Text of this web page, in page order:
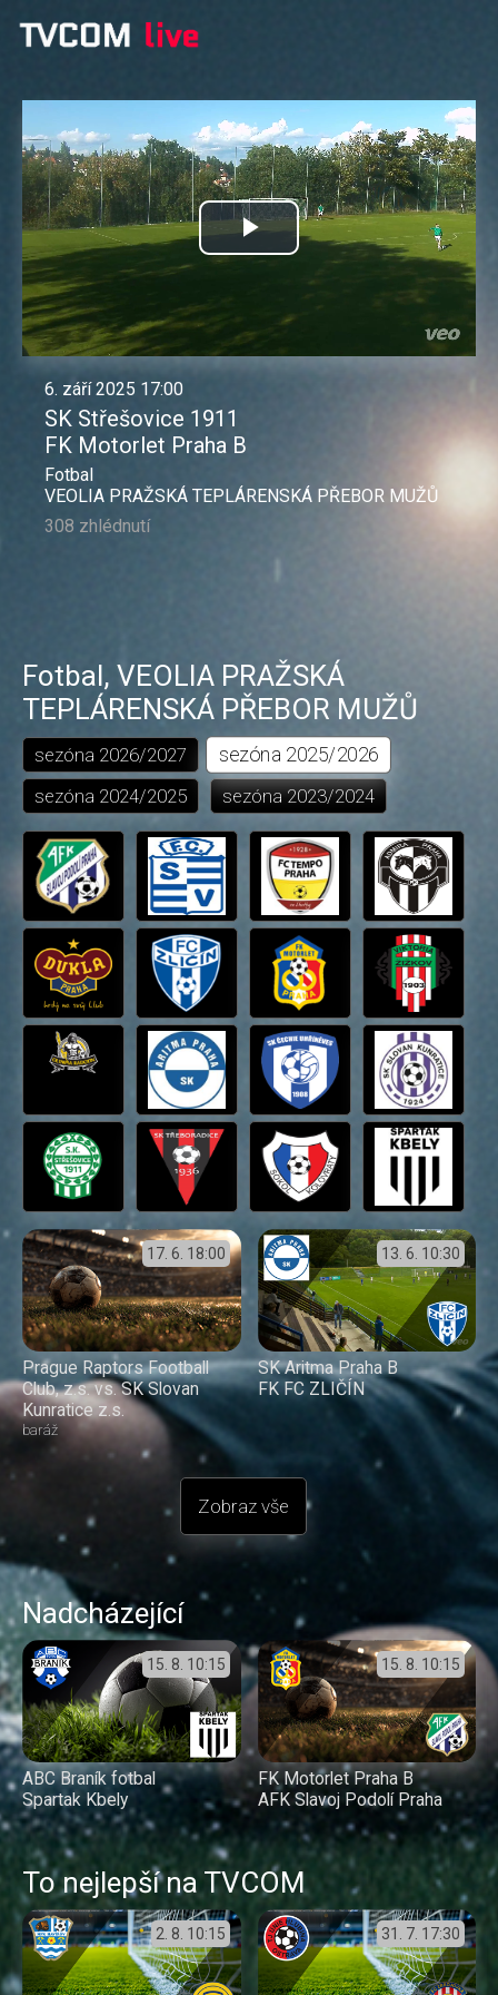
Přehrát
6. září 2025 17:00
SK Střešovice 1911
FK Motorlet Praha B
Fotbal
VEOLIA PRAŽSKÁ TEPLÁRENSKÁ PŘEBOR MUŽŮ
308 zhlédnutí
Fotbal, VEOLIA PRAŽSKÁ
TEPLÁRENSKÁ PŘEBOR MUŽŮ
sezóna 2026/2027 sezóna 2025/2026
sezóna 2024/2025 sezóna 2023/2024
17. 6. 18:00
Prague Raptors Football
Club, z.s. vs. SK Slovan
Kunratice z.s.
baráž
13. 6. 10:30
SK Aritma Praha B
FK FC ZLIČÍN
Zobraz vše
Nadcházející
15. 8. 10:15
ABC Braník fotbal
Spartak Kbely
15. 8. 10:15
FK Motorlet Praha B
AFK Slavoj Podolí Praha
To nejlepší na TVCOM
2. 8. 10:15 31. 7. 17:30